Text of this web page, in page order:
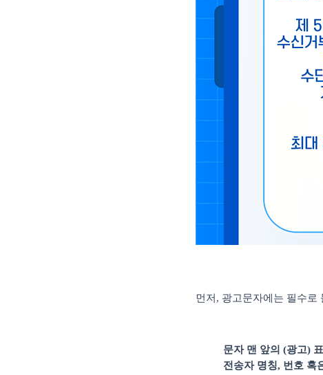
먼저 , 광고문자에는 필수로
문자 맨 앞의 (광고)
전송자 명칭, 번호 혹